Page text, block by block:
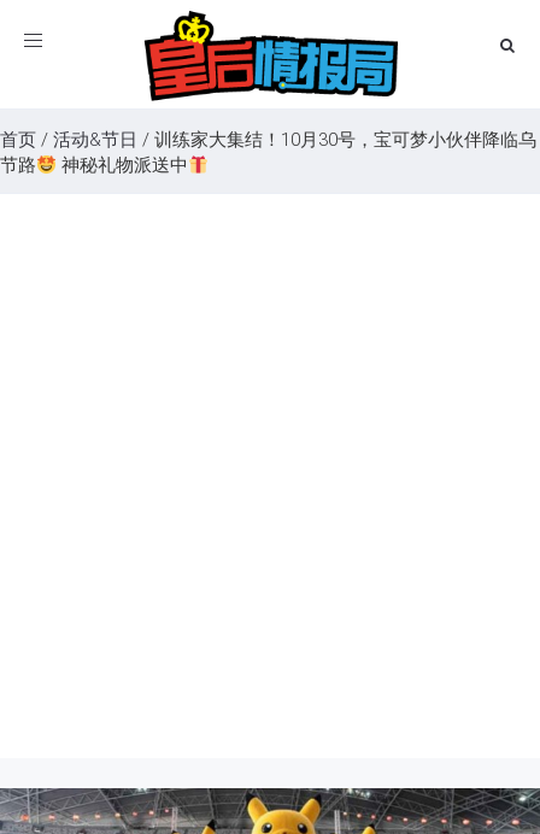
Toggle
首页 / 活动&节日 / 训练家大集结！10月30号，宝可梦小伙伴降临乌
节路
神秘礼物派送中